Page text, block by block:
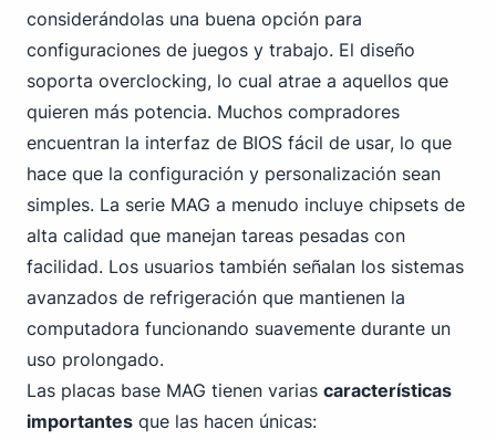
considerándolas una buena opción para
configuraciones de juegos y trabajo. El diseño
soporta overclocking, lo cual atrae a aquellos que
quieren más potencia. Muchos compradores
encuentran la interfaz de BIOS fácil de usar, lo que
hace que la configuración y personalización sean
simples. La serie MAG a menudo incluye chipsets de
alta calidad que manejan tareas pesadas con
facilidad. Los usuarios también señalan los sistemas
avanzados de refrigeración que mantienen la
computadora funcionando suavemente durante un
uso prolongado.
Las placas base MAG tienen varias características
importantes que las hacen únicas: